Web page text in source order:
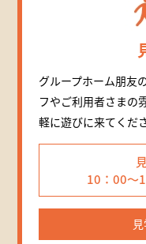
グループホーム朋友
フやご利用者さまの
軽に遊びに来てくだ
10：00～